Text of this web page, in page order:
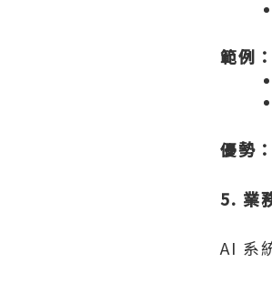
範例：
優勢：
5. 業
AI 系